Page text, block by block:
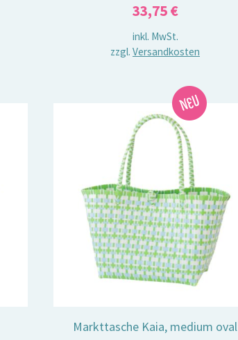
33,75€
inkl. MwSt.
zzgl.Versandkosten
Markttasche Kaia, medium oval